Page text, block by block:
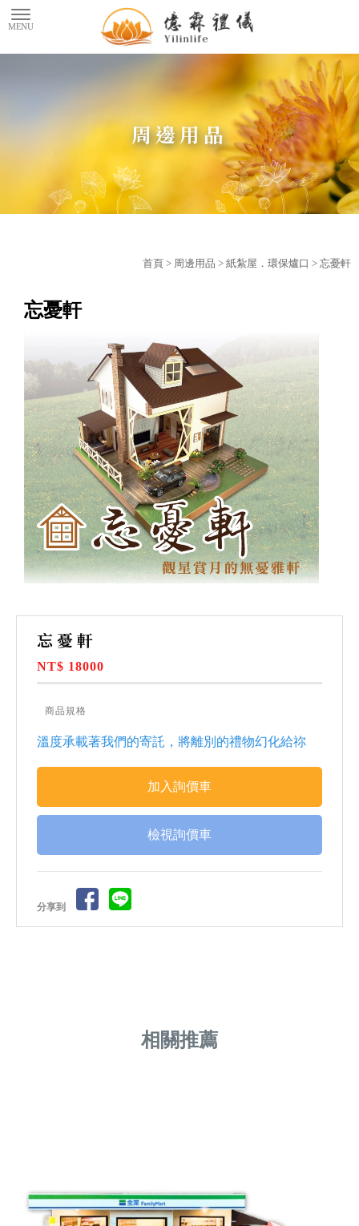
周邊用品
首頁 > 周邊用品 > 紙紮屋．環保爐口 > 忘憂軒
忘憂軒
忘憂軒
NT$ 18000
商品規格
溫度承載著我們的寄託，將離別的禮物幻化給祢
檢視詢價車
分享到